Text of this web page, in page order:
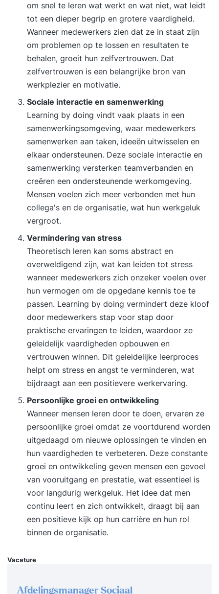
om snel te leren wat werkt en wat niet, wat leidt
tot een dieper begrip en grotere vaardigheid.
Wanneer medewerkers zien dat ze in staat zijn
om problemen op te lossen en resultaten te
behalen, groeit hun zelfvertrouwen. Dat
zelfvertrouwen is een belangrijke bron van
werkplezier en motivatie.
Sociale interactie en samenwerking
Learning by doing vindt vaak plaats in een
samenwerkingsomgeving, waar medewerkers
samenwerken aan taken, ideeën uitwisselen en
elkaar ondersteunen. Deze sociale interactie en
samenwerking versterken teamverbanden en
creëren een ondersteunende werkomgeving.
Mensen voelen zich meer verbonden met hun
collega's en de organisatie, wat hun werkgeluk
vergroot.
Vermindering van stress
Theoretisch leren kan soms abstract en
overweldigend zijn, wat kan leiden tot stress
wanneer medewerkers zich onzeker voelen over
hun vermogen om de opgedane kennis toe te
passen. Learning by doing vermindert deze kloof
door medewerkers stap voor stap door
praktische ervaringen te leiden, waardoor ze
geleidelijk vaardigheden opbouwen en
vertrouwen winnen. Dit geleidelijke leerproces
helpt om stress en angst te verminderen, wat
bijdraagt aan een positievere werkervaring.
Persoonlijke groei en ontwikkeling
Wanneer mensen leren door te doen, ervaren ze
persoonlijke groei omdat ze voortdurend worden
uitgedaagd om nieuwe oplossingen te vinden en
hun vaardigheden te verbeteren. Deze constante
groei en ontwikkeling geven mensen een gevoel
van vooruitgang en prestatie, wat essentieel is
voor langdurig werkgeluk. Het idee dat men
continu leert en zich ontwikkelt, draagt bij aan
een positieve kijk op hun carrière en hun rol
binnen de organisatie.
Vacature
Afdelingsmanager Sociaal